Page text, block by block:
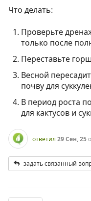
Что делать:
Проверьте
только после
Переставьте
Весной
почву для
В период роста
для кактусов и
ответил 29 Сен, 25
задать связанный